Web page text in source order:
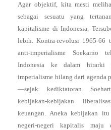
Agar objektif, kita mesti
sebagai sesuatu yang
kapitalisme di Indonesia.
lebih. Kontra-revolusi 1965-66
anti-imperialisme Soekarno
Indonesia ke dalam hirarki
imperialisme hilang dari agenda
—sejak kediktatoran
kebijakan-kebijakan
keuangan. Aneka kebijakan
negeri-negeri kapitalis